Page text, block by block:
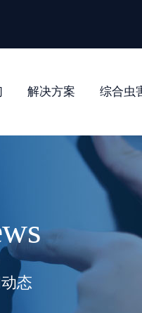
解决方案 综合虫
态